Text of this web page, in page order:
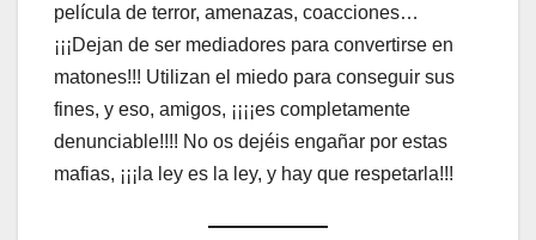
película de terror, amenazas, coacciones…
¡¡¡Dejan de ser mediadores para convertirse en
matones!!! Utilizan el miedo para conseguir sus
fines, y eso, amigos, ¡¡¡¡es completamente
denunciable!!!! No os dejéis engañar por estas
mafias, ¡¡¡la ley es la ley, y hay que respetarla!!!